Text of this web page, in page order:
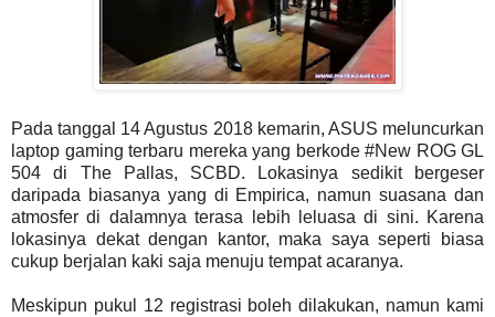
Pada tanggal 14 Agustus 2018 kemarin, ASUS meluncurkan
laptop gaming terbaru mereka yang berkode #New ROG GL
504 di The Pallas, SCBD. Lokasinya sedikit bergeser
daripada biasanya yang di Empirica, namun suasana dan
atmosfer di dalamnya terasa lebih leluasa di sini. Karena
lokasinya dekat dengan kantor, maka saya seperti biasa
cukup berjalan kaki saja menuju tempat acaranya.
Meskipun pukul 12 registrasi boleh dilakukan, namun kami